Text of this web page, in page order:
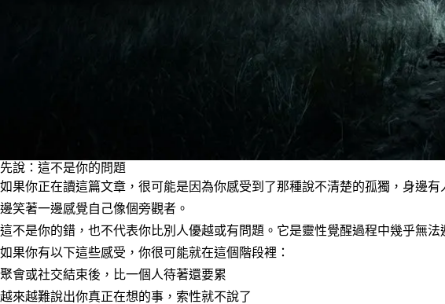
先說：這不是你的問題
如果你正在讀這篇文章，很可能是因為你感受到了那種說不清楚的孤獨，身邊
邊笑著一邊感覺自己像個旁觀者。
這不是你的錯，也不代表你比別人優越或有問題。它是靈性覺醒過程中幾乎無法
如果你有以下這些感受，你很可能就在這個階段裡：
聚會或社交結束後，比一個人待著還要累
越來越難說出你真正在想的事，索性就不說了